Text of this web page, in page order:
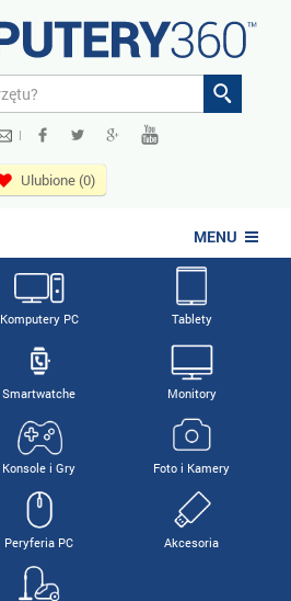
|
Ulubione (0)
MENU
Komputery PC Tablety
Smartwatche Monitory
Konsole i Gry Foto i Kamery
Peryferia PC Akcesoria